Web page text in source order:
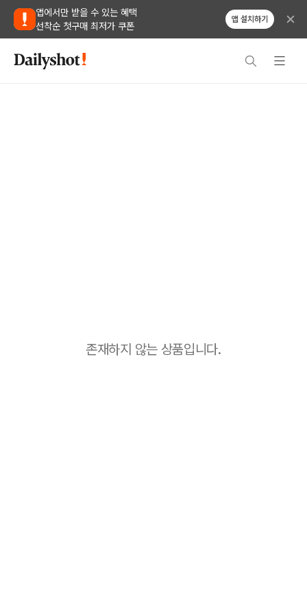
앱에서만 받을 수 있는 혜택
선착순 첫구매 최저가 쿠폰
앱 설치하기
존재하지 않는 상품입니다.